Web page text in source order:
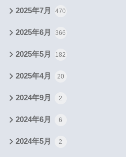
2025年7月 470
2025年6月 366
2025年5月 182
2025年4月 20
2024年9月 2
2024年6月 6
2024年5月 2